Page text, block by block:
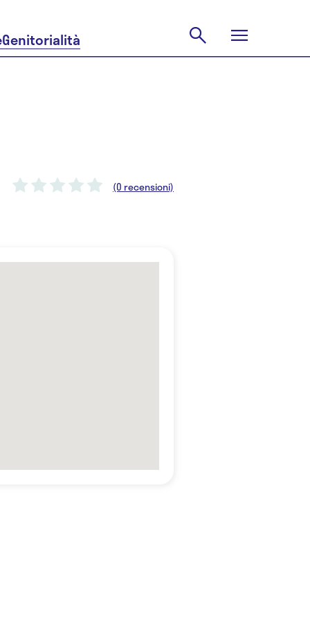
Genitorialità
(0 recensioni)